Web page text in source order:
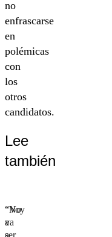
no
enfrascarse
en
polémicas
con
los
otros
candidatos.
Lee
también
“Voy
a
ser
“No
va
a